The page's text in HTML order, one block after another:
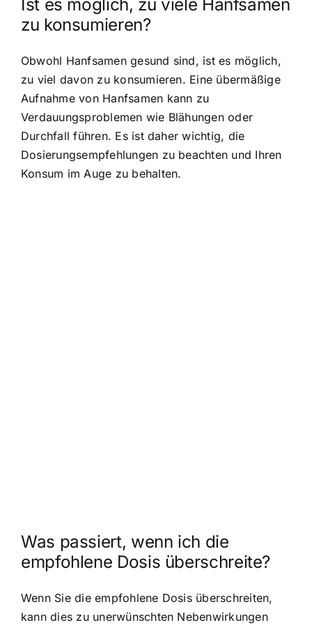
Ist es möglich, zu viele Hanfsamen
zu konsumieren?
Obwohl Hanfsamen gesund sind, ist es möglich,
zu viel davon zu konsumieren. Eine übermäßige
Aufnahme von Hanfsamen kann zu
Verdauungsproblemen wie Blähungen oder
Durchfall führen. Es ist daher wichtig, die
Dosierungsempfehlungen zu beachten und Ihren
Konsum im Auge zu behalten.
Was passiert, wenn ich die
empfohlene Dosis überschreite?
Wenn Sie die empfohlene Dosis überschreiten,
kann dies zu unerwünschten Nebenwirkungen